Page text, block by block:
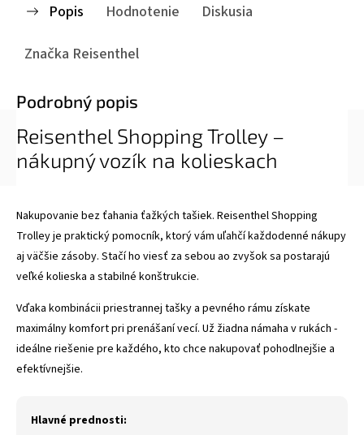
Popis Hodnotenie
Diskusia
Značka Reisenthel
Podrobný popis
Reisenthel Shopping Trolley –
nákupný vozík na kolieskach
Nakupovanie bez ťahania ťažkých tašiek. Reisenthel Shopping
Trolley je praktický pomocník, ktorý vám uľahčí každodenné nákupy
aj väčšie zásoby. Stačí ho viesť za sebou ao zvyšok sa postarajú
veľké kolieska a stabilné konštrukcie.
Vďaka kombinácii priestrannej tašky a pevného rámu získate
maximálny komfort pri prenášaní vecí. Už žiadna námaha v rukách -
ideálne riešenie pre každého, kto chce nakupovať pohodlnejšie a
efektívnejšie.
Hlavné prednosti: